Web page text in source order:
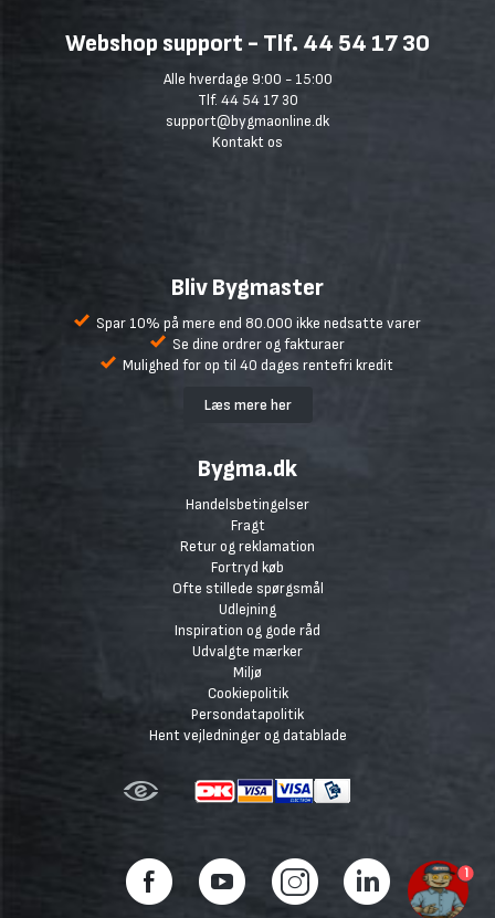
Webshop support - Tlf. 44 54 17 30
Alle hverdage 9:00 - 15:00
Tlf. 44 54 17 30
support@bygmaonline.dk
Kontakt os
Bliv Bygmaster
Spar 10% på mere end 80.000 ikke nedsatte varer
Se dine ordrer og fakturaer
Mulighed for op til 40 dages rentefri kredit
Læs mere her
Bygma.dk
Handelsbetingelser
Fragt
Retur og reklamation
Fortryd køb
Ofte stillede spørgsmål
Udlejning
Inspiration og gode råd
Udvalgte mærker
Miljø
Cookiepolitik
Persondatapolitik
Hent vejledninger og datablade
1